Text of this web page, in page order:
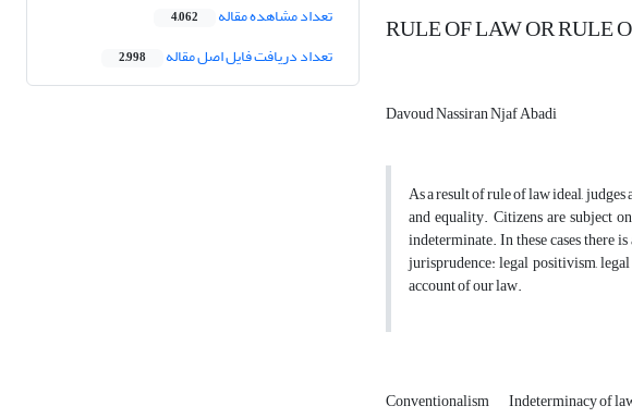
RULE OF LAW OR RULE
Davoud Nassiran Njaf Abadi
As a result of rule of law ideal,
and equality. Citizens are subject
indeterminate. In these cases there
jurisprudence: legal positivism,
account of our law.
Conventionalism Indeterminacy of
تعداد مشاهده مقاله 4,062
تعداد دریافت فایل اصل مقاله 2,998